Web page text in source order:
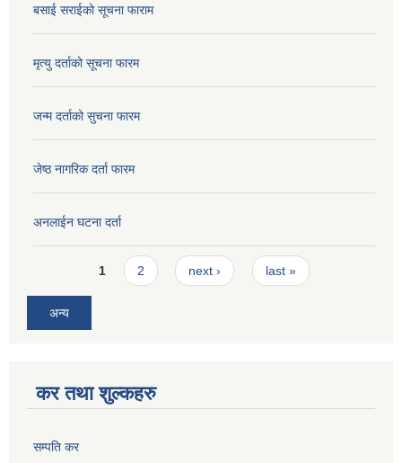
बसाई सराईको सूचना फाराम
मृत्यु दर्ताको सूचना फारम
जन्म दर्ताको सुचना फारम
जेष्ठ नागरिक दर्ता फारम
अनलाईन घटना दर्ता
Pages1 2 next › last »
अन्य
कर तथा शुल्कहरु
सम्पति कर